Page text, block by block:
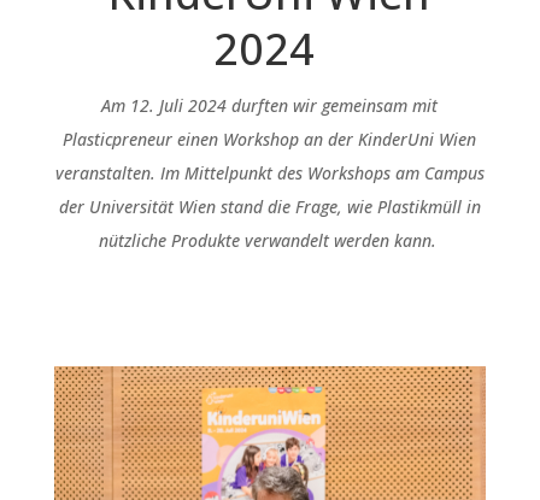
2024
Am 12. Juli 2024 durften wir gemeinsam mit
Plasticpreneur einen Workshop an derKinderUni Wien
veranstalten. Im Mittelpunkt des Workshops am Campus
der Universität Wien stand die Frage, wie Plastikmüll in
nützliche Produkte verwandelt werden kann.